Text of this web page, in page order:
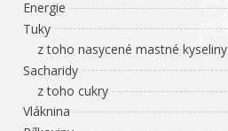
Energie
Tuky
z toho nasycené mastné kyseliny
Sacharidy
z toho cukry
Vláknina